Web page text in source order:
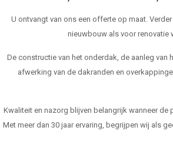
U ontvangt van ons een offerte op maat.
nieuwbouw als voor renovatie
De constructie van het onderdak, de aanleg
afwerking van de dakranden en
Kwaliteit en nazorg blijven belangrijk wanneer
Met meer dan 30 jaar ervaring, begrijpen wij als